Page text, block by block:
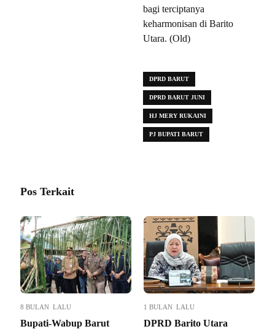
bagi terciptanya
keharmonisan di Barito
Utara. (Old)
DPRD BARUT
DPRD BARUT JUNI
HJ MERY RUKAINI
PJ BUPATI BARUT
Pos Terkait
8 BULAN LALU
Bupati-Wabup Barut
1 BULAN LALU
DPRD Barito Utara